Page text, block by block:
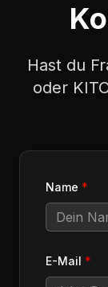
Hast du
oder
Name *
E-Mail *